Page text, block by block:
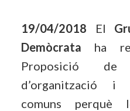
19/04/2018 El
Demòcrata ha
Proposició
d’organització i
comuns perquè